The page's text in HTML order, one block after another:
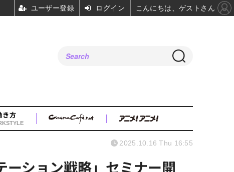
き方
ション戦略」セミナー開
2025.10.16 Thu 16:55
ユーザー登録 ログイン こんにちは、ゲストさん